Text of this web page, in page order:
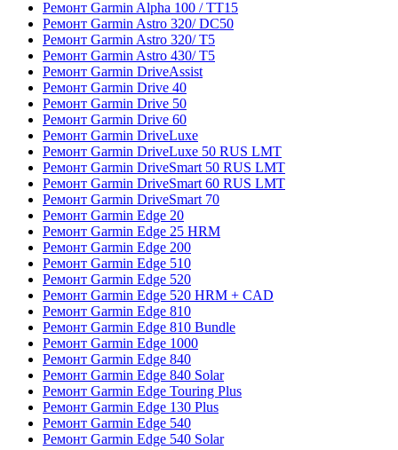
Ремонт Garmin Alpha 100 / TT15
Ремонт Garmin Astro 320/ DC50
Ремонт Garmin Astro 320/ T5
Ремонт Garmin Astro 430/ T5
Ремонт Garmin DriveAssist
Ремонт Garmin Drive 40
Ремонт Garmin Drive 50
Ремонт Garmin Drive 60
Ремонт Garmin DriveLuxe
Ремонт Garmin DriveLuxe 50 RUS LMT
Ремонт Garmin DriveSmart 50 RUS LMT
Ремонт Garmin DriveSmart 60 RUS LMT
Ремонт Garmin DriveSmart 70
Ремонт Garmin Edge 20
Ремонт Garmin Edge 25 HRM
Ремонт Garmin Edge 200
Ремонт Garmin Edge 510
Ремонт Garmin Edge 520
Ремонт Garmin Edge 520 HRM + CAD
Ремонт Garmin Edge 810
Ремонт Garmin Edge 810 Bundle
Ремонт Garmin Edge 1000
Ремонт Garmin Edge 840
Ремонт Garmin Edge 840 Solar
Ремонт Garmin Edge Touring Plus
Ремонт Garmin Edge 130 Plus
Ремонт Garmin Edge 540
Ремонт Garmin Edge 540 Solar